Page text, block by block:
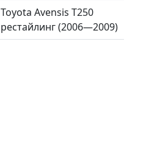
Toyota Avensis T250
рестайлинг (2006—2009)